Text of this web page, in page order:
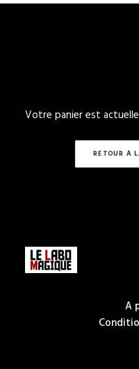
Votre panier est
RETOUR À
A